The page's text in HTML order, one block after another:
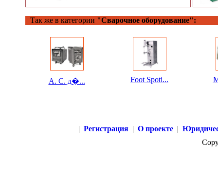
Так же в категории "Сварочное оборудование":
А. C. д�... Foot Spoti...
| Регистрация | О проекте |